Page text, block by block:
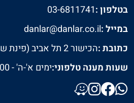
בטלפון :03-6811741
במייל :danlar@danlar.co.il
כתובת :הכישור 2 תל אביב (פינת שלבים 16)
שעות מענה טלפוני:ימים א'-ה' - 10:00-15:00